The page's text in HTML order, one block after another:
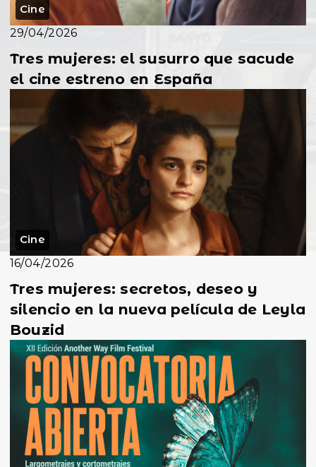
Cine
29/04/2026
Tres mujeres: el susurro que sacude
el cine estreno en España
Cine
16/04/2026
Tres mujeres: secretos, deseo y
silencio en la nueva película de Leyla
Bouzid